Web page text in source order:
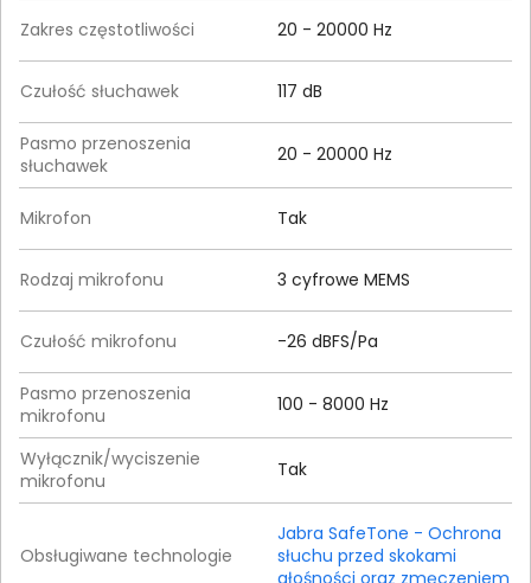
Zakres częstotliwości 20 - 20000 Hz
Czułość słuchawek 117 dB
Pasmo przenoszenia
słuchawek
20 - 20000 Hz
Mikrofon Tak
Rodzaj mikrofonu 3 cyfrowe MEMS
Czułość mikrofonu -26 dBFS/Pa
Pasmo przenoszenia
mikrofonu
100 - 8000 Hz
Wyłącznik/wyciszenie
mikrofonu
Tak
Obsługiwane technologie
Jabra SafeTone - Ochrona
słuchu przed skokami
głośności oraz zmęczeniem